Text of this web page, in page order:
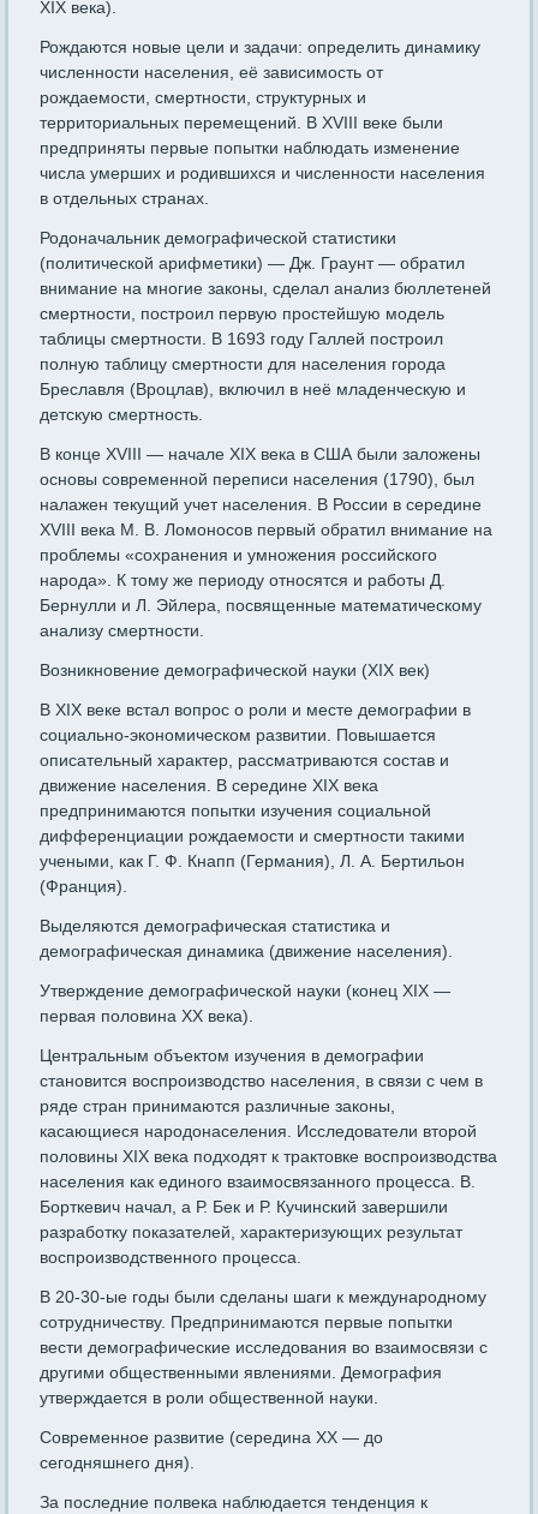
XIX века).
Рождаются новые цели и задачи: определить динамику
численности населения, её зависимость от
рождаемости, смертности, структурных и
территориальных перемещений. В XVIII веке были
предприняты первые попытки наблюдать изменение
числа умерших и родившихся и численности населения
в отдельных странах.
Родоначальник демографической статистики
(политической арифметики) — Дж. Граунт — обратил
внимание на многие законы, сделал анализ бюллетеней
смертности, построил первую простейшую модель
таблицы смертности. В 1693 году Галлей построил
полную таблицу смертности для населения города
Бреславля (Вроцлав), включил в неё младенческую и
детскую смертность.
В конце XVIII — начале XIX века в США были заложены
основы современной переписи населения (1790), был
налажен текущий учет населения. В России в середине
XVIII века М. В. Ломоносов первый обратил внимание на
проблемы «сохранения и умножения российского
народа». К тому же периоду относятся и работы Д.
Бернулли и Л. Эйлера, посвященные математическому
анализу смертности.
Возникновение демографической науки (XIX век)
В XIX веке встал вопрос о роли и месте демографии в
социально-экономическом развитии. Повышается
описательный характер, рассматриваются состав и
движение населения. В середине XIX века
предпринимаются попытки изучения социальной
дифференциации рождаемости и смертности такими
учеными, как Г. Ф. Кнапп (Германия), Л. А. Бертильон
(Франция).
Выделяются демографическая статистика и
демографическая динамика (движение населения).
Утверждение демографической науки (конец XIX —
первая половина XX века).
Центральным объектом изучения в демографии
становится воспроизводство населения, в связи с чем в
ряде стран принимаются различные законы,
касающиеся народонаселения. Исследователи второй
половины XIX века подходят к трактовке воспроизводства
населения как единого взаимосвязанного процесса. В.
Борткевич начал, а Р. Бек и Р. Кучинский завершили
разработку показателей, характеризующих результат
воспроизводственного процесса.
В 20-30-ые годы были сделаны шаги к международному
сотрудничеству. Предпринимаются первые попытки
вести демографические исследования во взаимосвязи с
другими общественными явлениями. Демография
утверждается в роли общественной науки.
Современное развитие (середина XX — до
сегодняшнего дня).
За последние полвека наблюдается тенденция к